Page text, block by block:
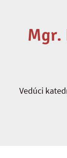
Mgr.
Vedúci